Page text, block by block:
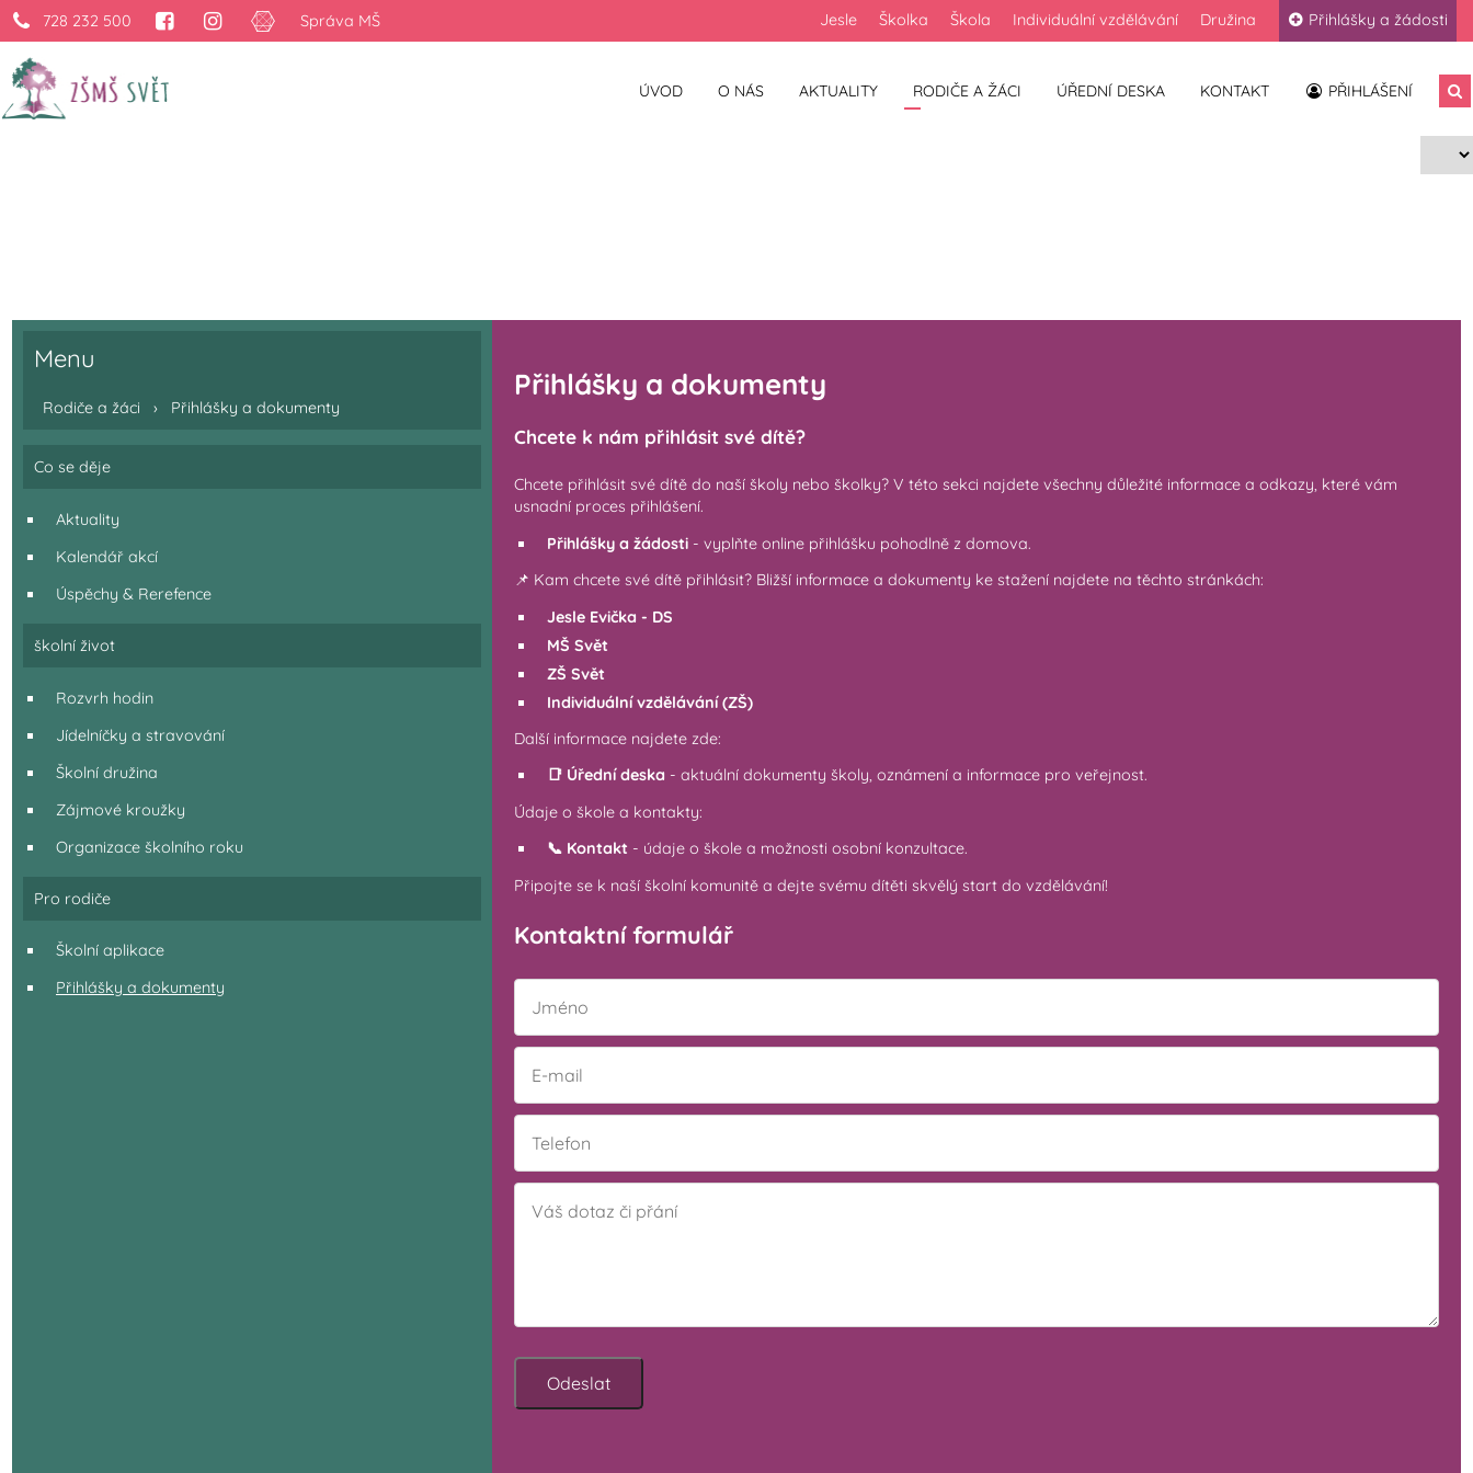
ÚVOD O NÁS AKTUALITY RODIČE A ŽÁCI ÚŘEDNÍ DESKA KONTAKT PŘIHLÁŠENÍ
728 232 500 Správa MŠ Jesle Školka Škola Individuální vzdělávání Družina Přihlášky a žádosti
Menu
Rodiče a žáci › Přihlášky a dokumenty
Co se děje
Aktuality
Kalendář akcí
Úspěchy & Rerefence
školní život
Rozvrh hodin
Jídelníčky a stravování
Školní družina
Zájmové kroužky
Organizace školního roku
Pro rodiče
Školní aplikace
Přihlášky a dokumenty
Přihlášky a dokumenty
Chcete k nám přihlásit své dítě?
Chcete přihlásit své dítě do naší školy nebo školky? V této sekci najdete všechny důležité informace a odkazy, které vám
usnadní proces přihlášení.
Přihlášky a žádosti- vyplňte online přihlášku pohodlně z domova.
📌 Kam chcete své dítě přihlásit? Bližší informace a dokumenty ke stažení najdete na těchto stránkách:
Jesle Evička - DS
MŠ Svět
ZŠ Svět
Individuální vzdělávání (ZŠ)
Další informace najdete zde:
📑 Úřední deska - aktuální dokumenty školy, oznámení a informace pro veřejnost.
Údaje o škole a kontakty:
📞 Kontakt - údaje o škole a možnosti osobní konzultace.
Připojte se k naší školní komunitě a dejte svému dítěti skvělý start do vzdělávání!
Kontaktní formulář
Odeslat